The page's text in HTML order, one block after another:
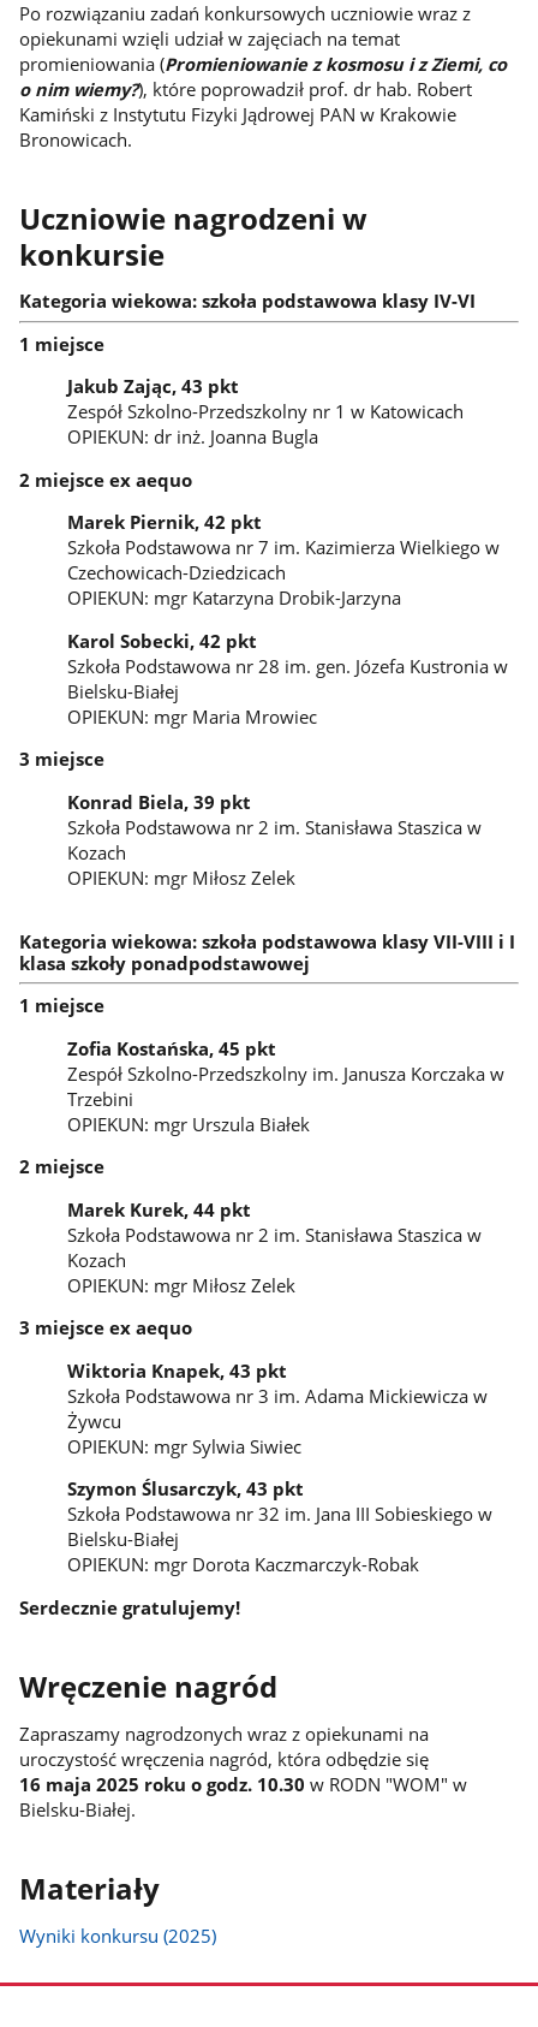
Po rozwiązaniu zadań konkursowych uczniowie wraz z
opiekunami wzięli udział w zajęciach na temat
promieniowania (Promieniowanie z kosmosu i z Ziemi, co
o nim wiemy?), które poprowadził prof. dr hab. Robert
Kamiński z Instytutu Fizyki Jądrowej PAN w Krakowie
Bronowicach.
Uczniowie nagrodzeni w
konkursie
Kategoria wiekowa: szkoła podstawowa klasy IV-VI
1 miejsce
Jakub Zając, 43 pkt
Zespół Szkolno-Przedszkolny nr 1 w Katowicach
OPIEKUN: dr inż. Joanna Bugla
2 miejsce ex aequo
Marek Piernik, 42 pkt
Szkoła Podstawowa nr 7 im. Kazimierza Wielkiego w
Czechowicach-Dziedzicach
OPIEKUN: mgr Katarzyna Drobik-Jarzyna
Karol Sobecki, 42 pkt
Szkoła Podstawowa nr 28 im. gen. Józefa Kustronia w
Bielsku-Białej
OPIEKUN: mgr Maria Mrowiec
3 miejsce
Konrad Biela, 39 pkt
Szkoła Podstawowa nr 2 im. Stanisława Staszica w
Kozach
OPIEKUN: mgr Miłosz Zelek
Kategoria wiekowa: szkoła podstawowa klasy VII-VIII i I
klasa szkoły ponadpodstawowej
1 miejsce
Zofia Kostańska, 45 pkt
Zespół Szkolno-Przedszkolny im. Janusza Korczaka w
Trzebini
OPIEKUN: mgr Urszula Białek
2 miejsce
Marek Kurek, 44 pkt
Szkoła Podstawowa nr 2 im. Stanisława Staszica w
Kozach
OPIEKUN: mgr Miłosz Zelek
3 miejsce ex aequo
Wiktoria Knapek, 43 pkt
Szkoła Podstawowa nr 3 im. Adama Mickiewicza w
Żywcu
OPIEKUN: mgr Sylwia Siwiec
Szymon Ślusarczyk, 43 pkt
Szkoła Podstawowa nr 32 im. Jana III Sobieskiego w
Bielsku-Białej
OPIEKUN: mgr Dorota Kaczmarczyk-Robak
Serdecznie gratulujemy!
Wręczenie nagród
Zapraszamy nagrodzonych wraz z opiekunami na
uroczystość wręczenia nagród, która odbędzie się
16 maja 2025 roku o godz. 10.30 w RODN "WOM" w
Bielsku-Białej.
Materiały
Wyniki konkursu (2025)